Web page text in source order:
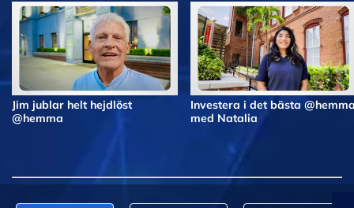
Jim jublar helt hejdlöst
@hemma
Investera i det bästa
med Natalia